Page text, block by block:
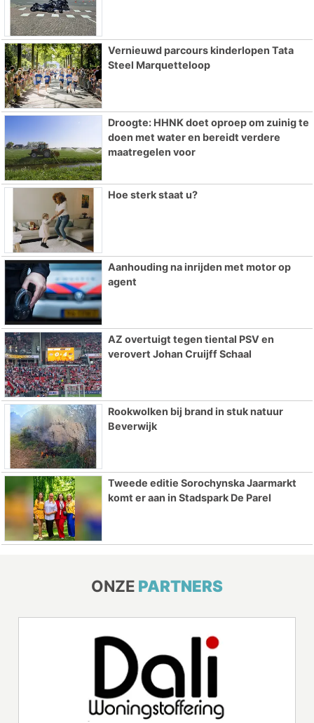
Vernieuwd parcours kinderlopen Tata
Steel Marquetteloop
Droogte: HHNK doet oproep om zuinig te
doen met water en bereidt verdere
maatregelen voor
Hoe sterk staat u?
Aanhouding na inrijden met motor op
agent
AZ overtuigt tegen tiental PSV en
verovert Johan Cruijff Schaal
Rookwolken bij brand in stuk natuur
Beverwijk
Tweede editie Sorochynska Jaarmarkt
komt er aan in Stadspark De Parel
ONZE PARTNERS